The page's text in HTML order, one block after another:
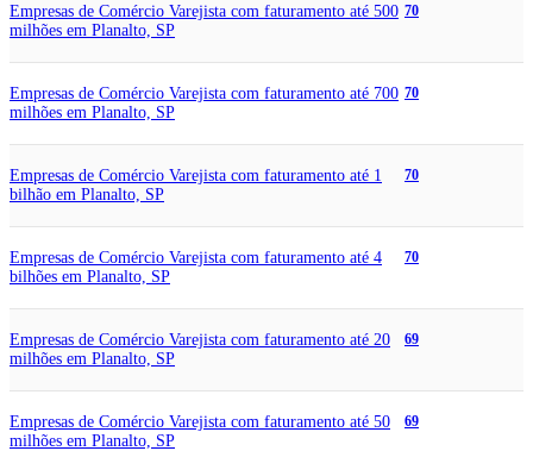
Empresas de Comércio Varejista com faturamento até 500
milhões em Planalto, SP
70
Empresas de Comércio Varejista com faturamento até 700
milhões em Planalto, SP
70
Empresas de Comércio Varejista com faturamento até 1
bilhão em Planalto, SP
70
Empresas de Comércio Varejista com faturamento até 4
bilhões em Planalto, SP
70
Empresas de Comércio Varejista com faturamento até 20
milhões em Planalto, SP
69
Empresas de Comércio Varejista com faturamento até 50
milhões em Planalto, SP
69